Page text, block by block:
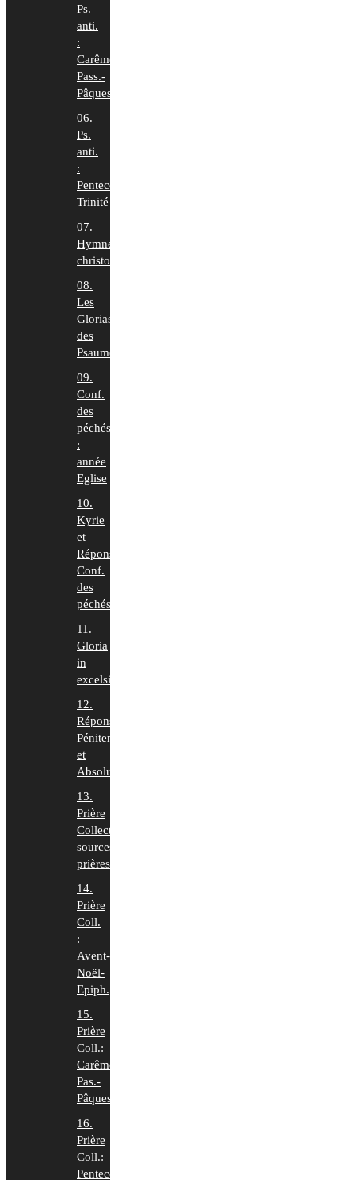
Ps.
anti.
:
Carême-
Pass.-
Pâques
06.
Ps.
anti.
:
Pentecôte-
Trinité
07.
Hymnes
christologiques
08.
Les
Glorias
des
Psaumes
09.
Conf.
des
péchés
:
année
Eglise
10.
Kyrie
et
Répons
Conf.
des
péchés
11.
Gloria
in
excelsis
12.
Répons
Pénitence
et
Absolution
13.
Prière
Collecte:
sources
prières
14.
Prière
Coll.
:
Avent-
Noël-
Epiph.
15.
Prière
Coll.:
Carême-
Pas.-
Pâques
16.
Prière
Coll.:
Pentecôte-